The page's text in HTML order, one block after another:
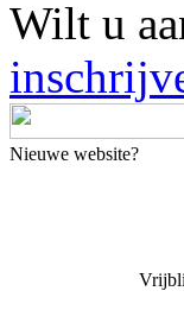
Wilt u
Nieuwe website?